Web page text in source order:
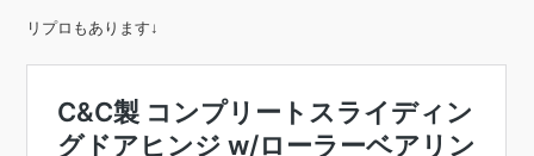
リプロもあります↓